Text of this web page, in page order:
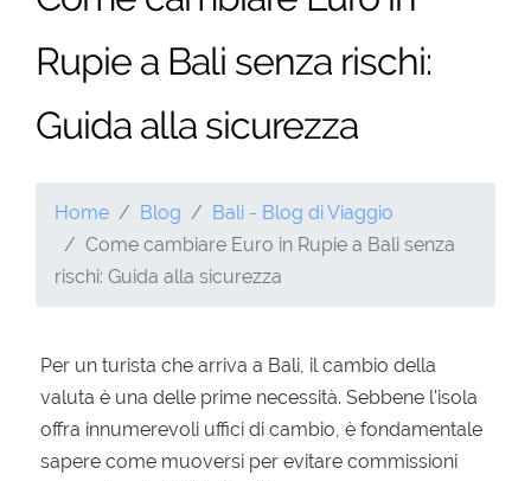
Rupie a Bali senza rischi:
Guida alla sicurezza
Home Blog
Bali - Blog di Viaggio
Come cambiare Euro in Rupie a Bali senza
rischi: Guida alla sicurezza
Per un turista che arriva a Bali, il cambio della
valuta è una delle prime necessità. Sebbene l'isola
offra innumerevoli uffici di cambio, è fondamentale
sapere come muoversi per evitare commissioni